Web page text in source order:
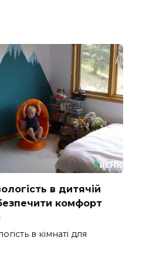
в дитячій
комфорт
в кімнаті для